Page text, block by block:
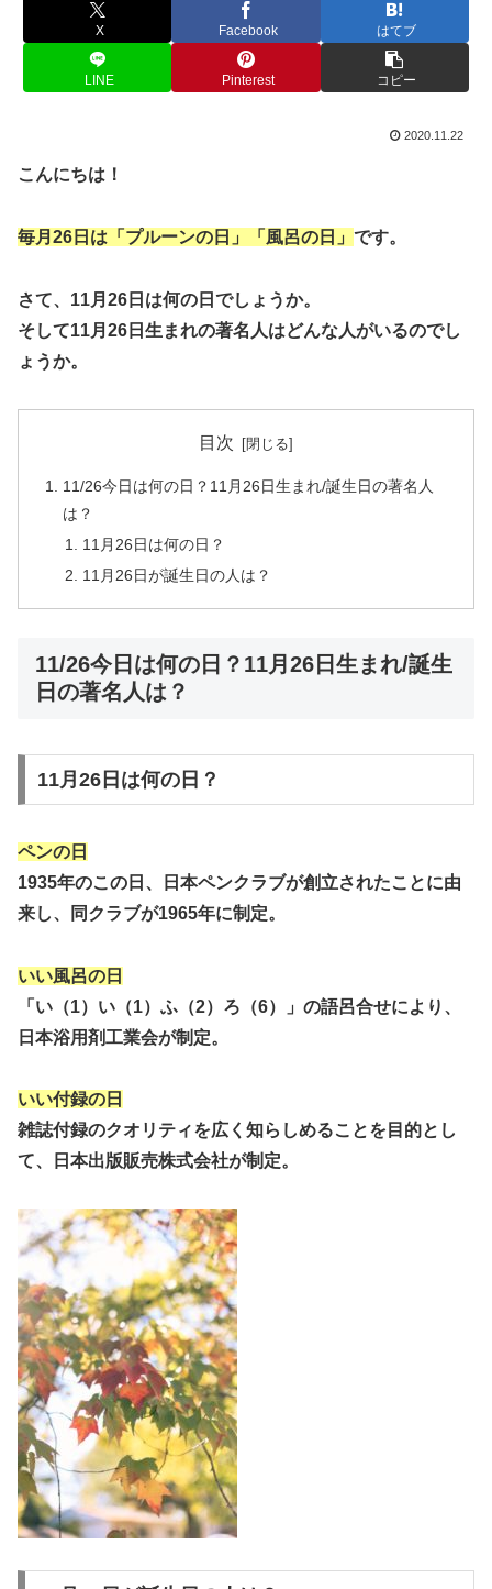
X Facebook はてブ
LINE Pinterest コピー
2020.11.22
こんにちは！
毎月26日は「プルーンの日」「風呂の日」 です。
さて、11月26日は何の日でしょうか。
そして11月26日生まれの著名人はどんな人がいるのでし
ょうか。
目次
11/26今日は何の日？11月26日生まれ/誕生日の著名人
は？
11月26日は何の日？
11月26日が誕生日の人は？
11/26今日は何の日？11月26日生まれ/誕生
日の著名人は？
11月26日は何の日？
ペンの日
1935年のこの日、日本ペンクラブが創立されたことに由
来し、同クラブが1965年に制定。
いい風呂の日
「い（1）い（1）ふ（2）ろ（6）」の語呂合せにより、
日本浴用剤工業会が制定。
いい付録の日
雑誌付録のクオリティを広く知らしめることを目的とし
て、日本出版販売株式会社が制定。